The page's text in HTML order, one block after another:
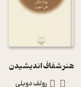
هنر شفاف اندیشیدن
رولف دوبلی